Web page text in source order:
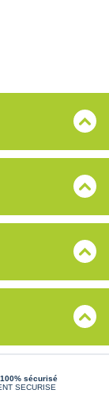
100% sécurisé
SECURISE